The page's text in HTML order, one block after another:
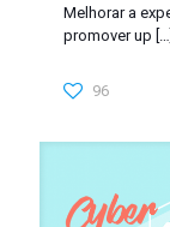
Melhorar a
promover up
96